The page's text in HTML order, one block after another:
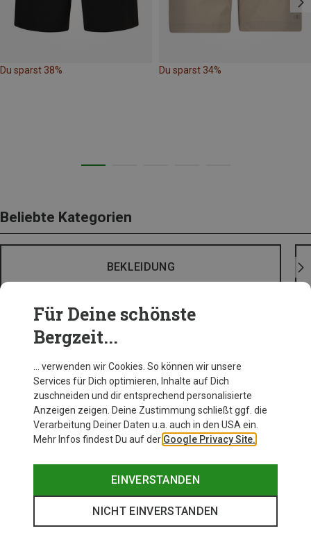
Du sparst 38% Du sparst 34%
Beliebte Kategorien
BEKLEIDUNG
Für Deine schönste
Bergzeit...
… verwenden wir Cookies. So können wir unsere
Services für Dich optimieren, Inhalte auf Dich
zuschneiden und dir entsprechend personalisierte
Anzeigen zeigen. Deine Zustimmung schließt ggf. die
Verarbeitung Deiner Daten u.a. auch in den USA ein.
Mehr Infos findest Du auf der Google Privacy Site.
EINVERSTANDEN
NICHT EINVERSTANDEN